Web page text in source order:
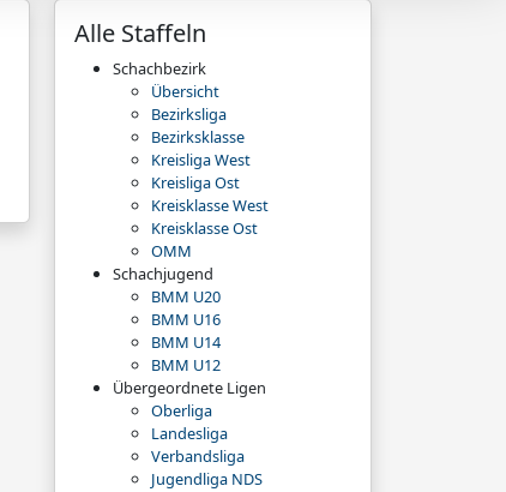
Alle Staffeln
Schachbezirk
Übersicht
Bezirksliga
Bezirksklasse
Kreisliga West
Kreisliga Ost
Kreisklasse West
Kreisklasse Ost
OMM
Schachjugend
BMM U20
BMM U16
BMM U14
BMM U12
Übergeordnete Ligen
Oberliga
Landesliga
Verbandsliga
Jugendliga NDS